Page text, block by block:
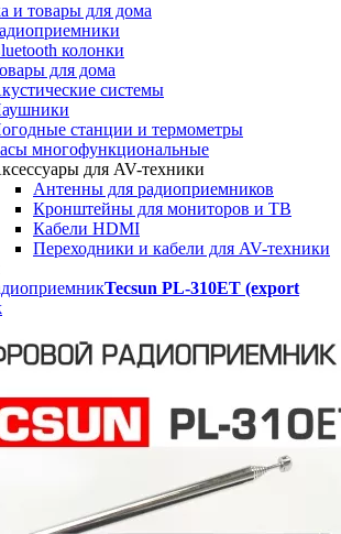
и товары для дома
колонки
для дома
системы
станции и термометры
многофункциональные
для AV-техники
Антенны для радиоприемников
Кронштейны для мониторов и ТВ
Кабели HDMI
Переходники и кабели для AV-техники
Tecsun PL-310ET (export